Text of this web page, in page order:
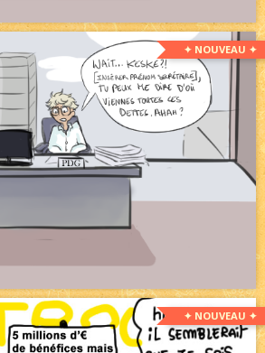
✦ NOUVEAU ✦
✦ NOUVEAU ✦